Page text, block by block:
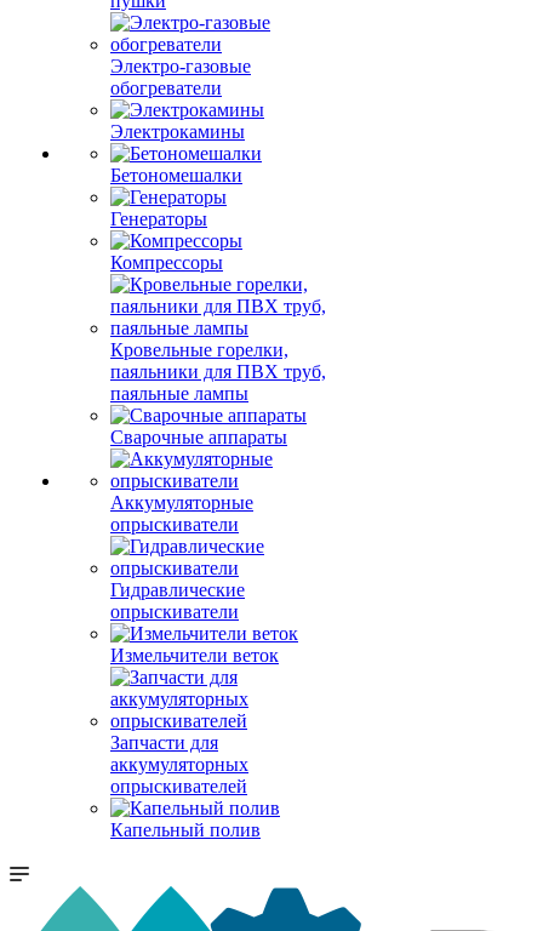
Электро-газовые
обогреватели
Электрокамины
Бетономешалки
Генераторы
Компрессоры
Кровельные горелки,
паяльники для ПВХ труб,
паяльные лампы
Сварочные аппараты
Аккумуляторные
опрыскиватели
Гидравлические
опрыскиватели
Измельчители веток
Запчасти для
аккумуляторных
опрыскивателей
Капельный полив